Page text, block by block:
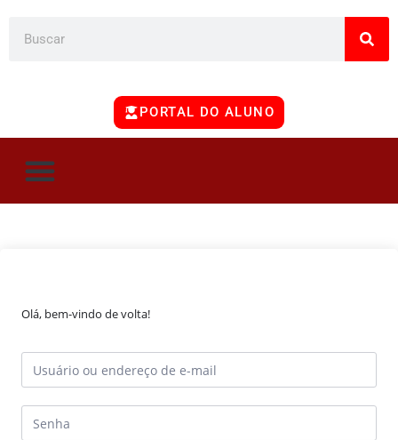
PORTAL DO ALUNO
Olá, bem-vindo de volta!